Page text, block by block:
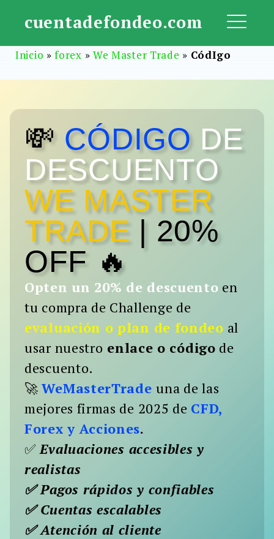
contenido
cuentadefondeo.com
Buscar:
Inicio »forex » We Master Trade » CódIgo
💸 CÓDIGO DE
DESCUENTO
WE MASTER
TRADE | 20%
OFF 🔥
Opten un 20% de descuento en
tu compra de Challenge de
evaluación o plan de fondeo al
usar nuestro enlace o código de
descuento.
🚀WeMasterTradeuna de las
mejores firmas de 2025 de CFD,
Forex y Acciones.
✅Evaluaciones accesibles y
realistas
✅ Pagos rápidos y confiables
✅ Cuentas escalables
✅ Atención al cliente